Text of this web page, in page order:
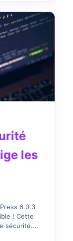
les
6.0.3
! Cette
sécurité.